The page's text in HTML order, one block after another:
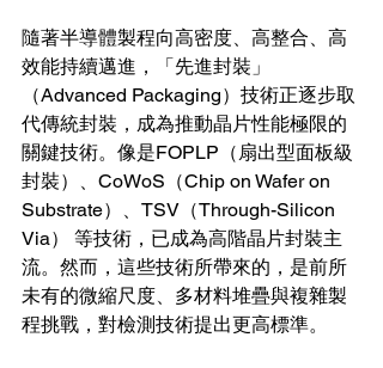
隨著半導體製程向高密度、高整合、高
效能持續邁進，「先進封裝」
（Advanced Packaging）技術正逐步取
代傳統封裝，成為推動晶片性能極限的
關鍵技術。像是FOPLP（扇出型面板級
封裝）、CoWoS（Chip on Wafer on
Substrate）、TSV（Through-Silicon
Via） 等技術，已成為高階晶片封裝主
流。然而，這些技術所帶來的，是前所
未有的微縮尺度、多材料堆疊與複雜製
程挑戰，對檢測技術提出更高標準。